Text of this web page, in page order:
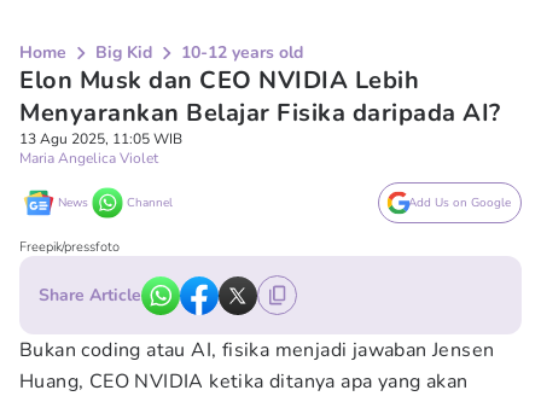
Home Big Kid 10-12 years old
Elon Musk dan CEO NVIDIA Lebih
Menyarankan Belajar Fisika daripada AI?
13 Agu 2025, 11:05 WIB
Maria Angelica Violet
News Channel Add Us on Google
Freepik/pressfoto
Share Article
Bukan coding atau AI, fisika menjadi jawaban Jensen
Huang, CEO NVIDIA ketika ditanya apa yang akan